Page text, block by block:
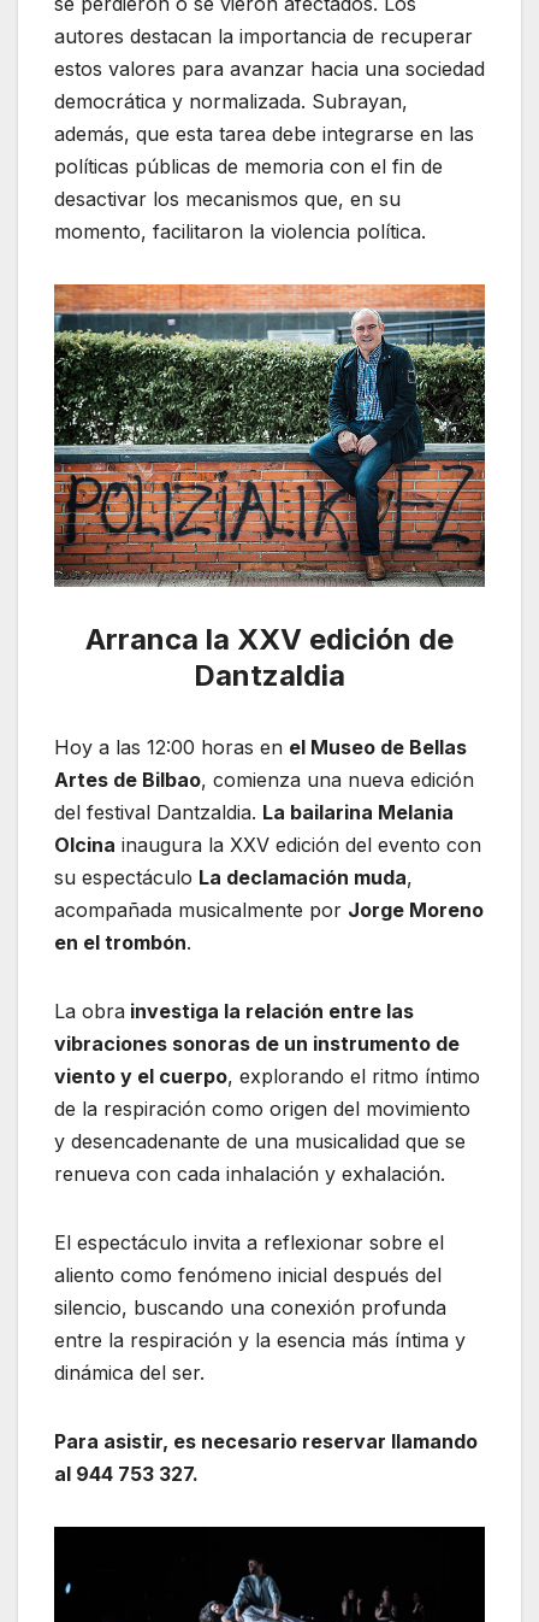
autores destacan la importancia de recuperar
estos valores para avanzar hacia una sociedad
democrática y normalizada. Subrayan,
además, que esta tarea debe integrarse en las
políticas públicas de memoria con el fin de
desactivar los mecanismos que, en su
momento, facilitaron la violencia política.
Arranca la XXV edición de
Dantzaldia
Hoy a las 12:00 horas en el Museo de Bellas
Artes de Bilbao, comienza una nueva edición
del festival Dantzaldia. La bailarina Melania
Olcina inaugura la XXV edición del evento con
su espectáculo La declamación muda,
acompañada musicalmente por Jorge Moreno
en el trombón.
La obra investiga la relación entre las
vibraciones sonoras de un instrumento de
viento y el cuerpo, explorando el ritmo íntimo
de la respiración como origen del movimiento
y desencadenante de una musicalidad que se
renueva con cada inhalación y exhalación.
El espectáculo invita a reflexionar sobre el
aliento como fenómeno inicial después del
silencio, buscando una conexión profunda
entre la respiración y la esencia más íntima y
dinámica del ser.
Para asistir, es necesario reservar llamando
al 944 753 327.